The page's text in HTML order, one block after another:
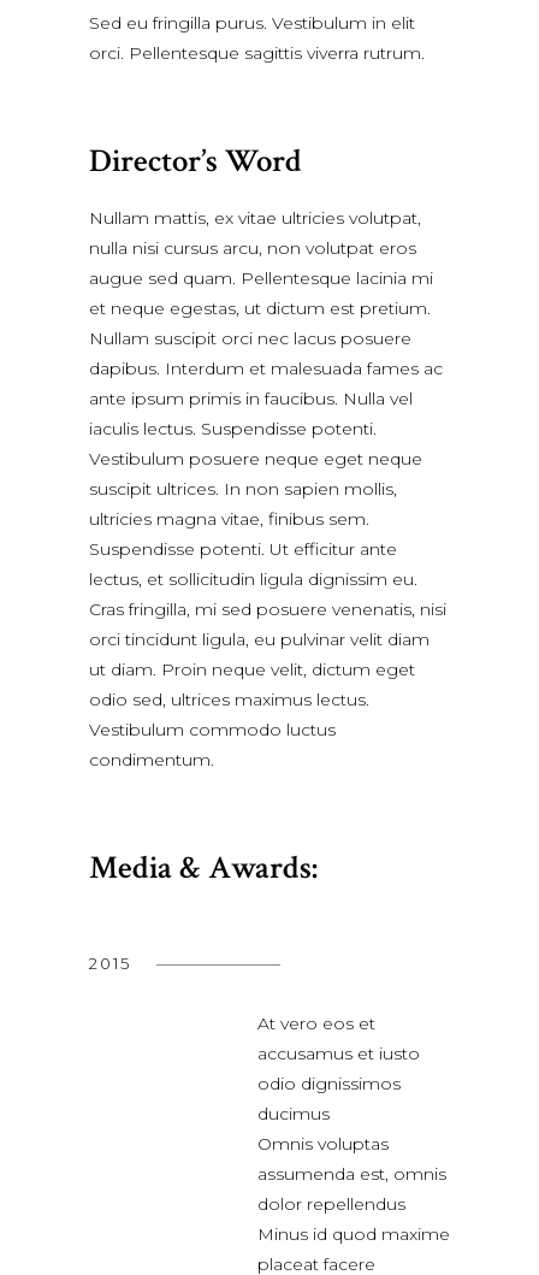
Sed eu fringilla purus. Vestibulum in elit
orci. Pellentesque sagittis viverra rutrum.
Director’s Word
Nullam mattis, ex vitae ultricies volutpat,
nulla nisi cursus arcu, non volutpat eros
augue sed quam. Pellentesque lacinia mi
et neque egestas, ut dictum est pretium.
Nullam suscipit orci nec lacus posuere
dapibus. Interdum et malesuada fames ac
ante ipsum primis in faucibus. Nulla vel
iaculis lectus. Suspendisse potenti.
Vestibulum posuere neque eget neque
suscipit ultrices. In non sapien mollis,
ultricies magna vitae, finibus sem.
Suspendisse potenti. Ut efficitur ante
lectus, et sollicitudin ligula dignissim eu.
Cras fringilla, mi sed posuere venenatis, nisi
orci tincidunt ligula, eu pulvinar velit diam
ut diam. Proin neque velit, dictum eget
odio sed, ultrices maximus lectus.
Vestibulum commodo luctus
condimentum.
Media & Awards:
2015
At vero eos et
accusamus et iusto
odio dignissimos
ducimus
Omnis voluptas
assumenda est, omnis
dolor repellendus
Minus id quod maxime
placeat facere